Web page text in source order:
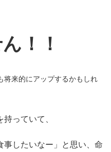
！！
将来的にアップするかもしれ
っていて、
事したいなー」と思い、命